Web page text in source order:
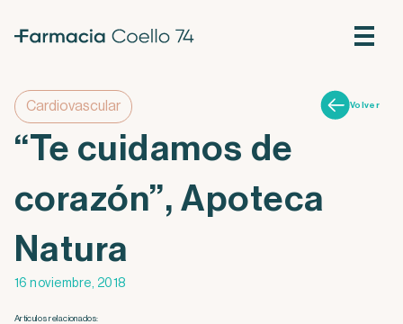
Volver
Cardiovascular
“Te cuidamos de
corazón”, Apoteca
Natura
16 noviembre, 2018
Artículos relacionados: